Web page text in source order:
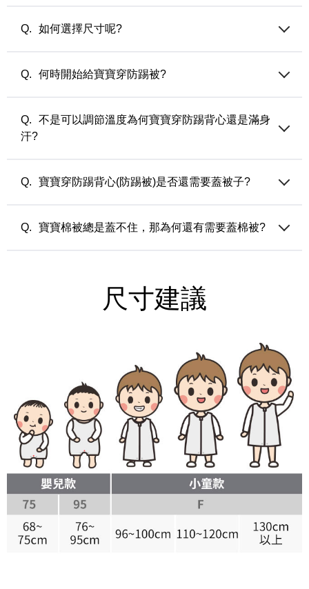
薄版 (50公克/平方米) — 適合夏天的冷氣房或微涼之忽冷忽熱
來使用
如何選擇尺寸呢?
尺寸建議選擇。
何時開始給寶寶穿防踢被?
不是可以調節溫度為何寶寶穿防踢背心還是滿身
汗?
時，內搭穿著太厚也會感到過暖導致流汗（除非內著也有調溫
狀況做調整。
寶寶穿防踢背心(防踢被)是否還需要蓋被子?
需要蓋一件薄被睡覺的時候，就可以讓寶寶只穿防踢背心不需
寶寶棉被總是蓋不住，那為何還有需要蓋棉被?
尺寸建議